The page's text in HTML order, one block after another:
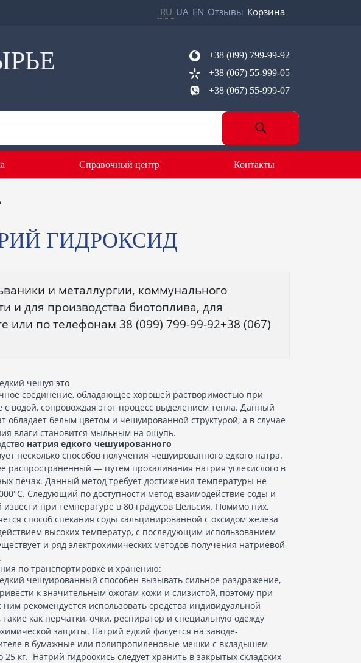
RU UA EN Отзывы Корзина
+38 (099) 799-99-92
+38 (067) 55-999-05
+38 (067) 55-999-07
Справочный центр Контакты
ГИДРОКСИД
и металлургии, коммунального
и для производства биотоплива, для
по телефонам 38 (099) 799-99-92+38 (067)
чешуя это
соединение, обладающее хорошей растворимостью при
с водой, сопровождая этот процесс выделением тепла. Данный
обладает белым цветом и чешуированной структурой, а в случае
влаги становится мыльным на ощупь.
натрия едкого чешуированного
несколько способов получения чешуированного едкого натра.
распространенный — путем прокаливания натрия углекислого в
печах. Данный метод требует достижения температуры не
Следующий по доступности метод взаимодействие соды и
извести при температуре в 80 градусов Цельсия. Помимо них,
способ спекания соды кальцинированной с оксидом железа
высоких температур, с последующим использованием
и ряд электрохимических методов получения натриевой
по транспортировке и хранению:
чешуированный способен вызывать сильное раздражение,
к значительным ожогам кожи и слизистой, поэтому при
ним рекомендуется использовать средства индивидуальной
как перчатки, очки, респиратор и специальную одежду
защиты. Натрий едкий фасуется на заводе-
в бумажные или полипропиленовые мешки с вкладышем
25 кг. Натрий гидроокись следует хранить в закрытых складских